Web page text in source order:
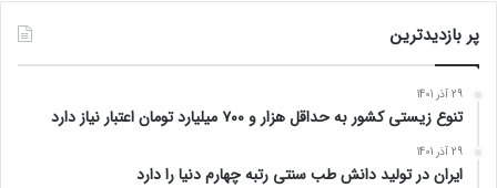
پر بازدیدترین
29 آذر 1401
تنوع زیستی کشور به حداقل هزار و ۷۰۰ میلیارد تومان اعتبار نیاز دارد
29 آذر 1401
ایران در تولید دانش طب سنتی رتبه چهارم دنیا را دارد